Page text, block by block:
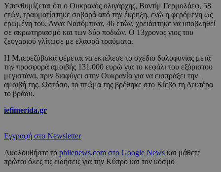
Yπενθυμίζεται ότι ο Ουκρανός ολιγάρχης, Βαντίμ Γερμολάεφ, 58
ετών, τραυματίστηκε σοβαρά από την έκρηξη, ενώ η φερόμενη ως
ερωμένη του, Άννα Νασόμπινα, 46 ετών, χρειάστηκε να υποβληθεί
σε ακρωτηριασμό και των δύο ποδιών. Ο 13χρονος γιος του
ζευγαριού γλίτωσε με ελαφρά τραύματα.
Η Μπερεζόβσκα φέρεται να εκτέλεσε το σχέδιο δολοφονίας μετά
την προσφορά αμοιβής 131.000 ευρώ για το κεφάλι του εξόριστου
μεγιστάνα, πριν διαφύγει στην Ουκρανία για να εισπράξει την
αμοιβή της. Ωστόσο, το πτώμα της βρέθηκε στο Κίεβο τη Δευτέρα
το βράδυ.
iefimerida.gr
Εγγραφή στο Newsletter
Ακολουθήστε το philenews.com στο Google News και μάθετε
πρώτοι όλες τις ειδήσεις για την Κύπρο και τον κόσμο